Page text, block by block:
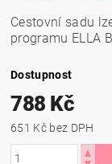
Cestovní sadu
programu ELLA
Dostupnost
788 Kč
651 Kč bez DPH